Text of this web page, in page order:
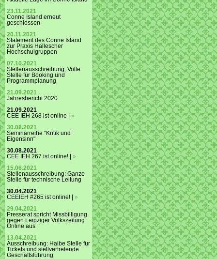
23.11.2021
Conne Island erneut
geschlossen
20.11.2021
Statement des Conne Island
zur Praxis Hallescher
Hochschulgruppen
07.10.2021
Stellenausschreibung: Volle
Stelle für Booking und
Programmplanung
21.09.2021
Jahresbericht 2020
21.09.2021
CEE IEH 268 ist online | »
30.08.2021
Seminarreihe "Kritik und
Eigensinn"
30.08.2021
CEE IEH 267 ist online! | »
15.06.2021
Stellenausschreibung: Ganze
Stelle für technische Leitung
30.04.2021
CEEIEH #265 ist online! | »
29.04.2021
Presserat spricht Missbilligung
gegen Leipziger Volkszeitung
Online aus
13.04.2021
Ausschreibung: Halbe Stelle für
Tickets und stellvertretende
Geschäftsführung